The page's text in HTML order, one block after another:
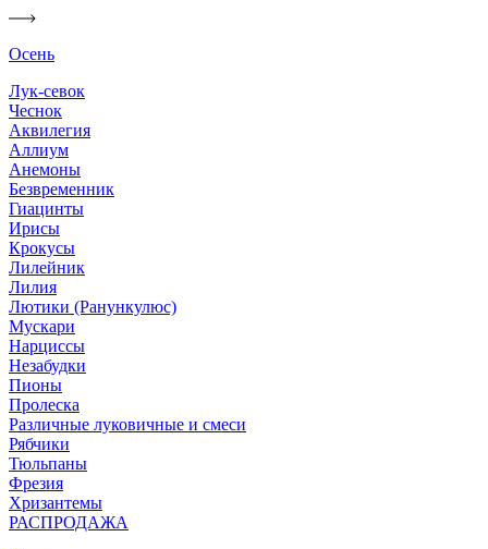
Осень
Лук-севок
Чеснок
Аквилегия
Аллиум
Анемоны
Безвременник
Гиацинты
Ирисы
Крокусы
Лилейник
Лилия
Лютики (Ранункулюс)
Мускари
Нарцисcы
Незабудки
Пионы
Пролеска
Различные луковичные и смеси
Рябчики
Тюльпаны
Фрезия
Хризантемы
РАСПРОДАЖА